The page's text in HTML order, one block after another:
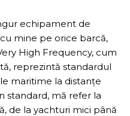
echipament de
mine pe orice barcă,
High Frequency, cum
reprezintă standardul
maritime la distanțe
standard, mă refer la
de la yachturi mici până